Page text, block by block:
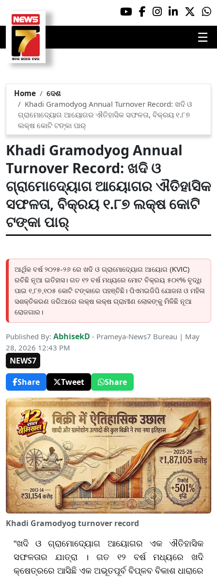
☰
Home
ଦେଶ
Khadi Gramodyog Annual Turnover Record: ଖଦି ଓ
ଗ୍ରାମୋଦ୍ୟୋଗ ଆୟୋଗର ଐତିହାସିକ ସଫଳତା, ବିକ୍ରୟ ୧.୮୭
ଲକ୍ଷ କୋଟି ଟଙ୍କା ପାର୍
Khadi Gramodyog Annual
Turnover Record: ଖଦି ଓ
ଗ୍ରାମୋଦ୍ୟୋଗ ଆୟୋଗର ଐତିହାସିକ
ସଫଳତା, ବିକ୍ରୟ ୧.୮୭ ଲକ୍ଷ କୋଟି
ଟଙ୍କା ପାର୍
ଆର୍ଥିକ ବର୍ଷ ୨୦୨୫-୨୬ ରେ ଖଦି ଓ ଗ୍ରାମୋଦ୍ୟୋଗ ଆୟୋଗ (KVIC)
ରଚିଛି ନୂଆ ଇତିହାସ। ଗତ ୧୨ ବର୍ଷ ମଧ୍ୟରେ ମୋଟ ବିକ୍ରୟ ୫୦୧% ବୃଦ୍ଧି
ପାଇ ୧,୮୭,୧୦୫ କୋଟି ଟଙ୍କାରେ ପହଞ୍ଚିଛି। ପିଏମଇଜିପି ଯୋଜନା ଓ ମହିଳା
ସଶକ୍ତିକରଣ ଜରିଆରେ ଲକ୍ଷ ଲକ୍ଷ ଗ୍ରାମୀଣ ଲୋକଙ୍କୁ ମିଳିଛି ନୂଆ
ରୋଜଗାର।
Published By: AbhisekD - Prameya-News7 Bureau | May
28, 2026 12:43 PM
NEWS7
Share
Tweet Share
Khadi Gramodyog turnover record
"ଖଦି ଓ ଗ୍ରାମୋଦ୍ୟୋଗ ଆୟୋଗର ଏକ ଐତିହାସିକ
ସଫଳତାର ଯାତ୍ରା । ଗତ ୧୨ ବର୍ଷ ମଧ୍ୟରେ ଖଦି
କ୍ଷେତ୍ରରେ ଆସିଛି ଏକ ଅଭୂତପୂର୍ବ ବିପ୍ଳବ ବିକାଶ ଧାରାରେ